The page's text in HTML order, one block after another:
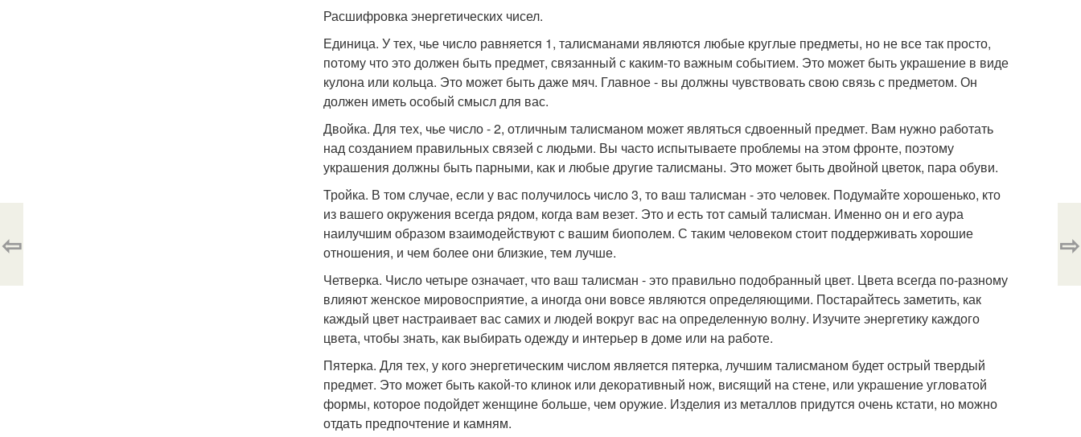
Расшифровка энергетических чисел.
Единица. У тех, чье число равняется 1, талисманами являются любые круглые предметы, но не все так просто,
потому что это должен быть предмет, связанный с каким-то важным событием. Это может быть украшение в виде
кулона или кольца. Это может быть даже мяч. Главное - вы должны чувствовать свою связь с предметом. Он
должен иметь особый смысл для вас.
Двойка. Для тех, чье число - 2, отличным талисманом может являться сдвоенный предмет. Вам нужно работать
над созданием правильных связей с людьми. Вы часто испытываете проблемы на этом фронте, поэтому
украшения должны быть парными, как и любые другие талисманы. Это может быть двойной цветок, пара обуви.
Тройка. В том случае, если у вас получилось число 3, то ваш талисман - это человек. Подумайте хорошенько, кто
из вашего окружения всегда рядом, когда вам везет. Это и есть тот самый талисман. Именно он и его аура
наилучшим образом взаимодействуют с вашим биополем. С таким человеком стоит поддерживать хорошие
отношения, и чем более они близкие, тем лучше.
Четверка. Число четыре означает, что ваш талисман - это правильно подобранный цвет. Цвета всегда по-разному
влияют женское мировосприятие, а иногда они вовсе являются определяющими. Постарайтесь заметить, как
каждый цвет настраивает вас самих и людей вокруг вас на определенную волну. Изучите энергетику каждого
цвета, чтобы знать, как выбирать одежду и интерьер в доме или на работе.
Пятерка. Для тех, у кого энергетическим числом является пятерка, лучшим талисманом будет острый твердый
предмет. Это может быть какой-то клинок или декоративный нож, висящий на стене, или украшение угловатой
формы, которое подойдет женщине больше, чем оружие. Изделия из металлов придутся очень кстати, но можно
отдать предпочтение и камням.
⇦ ⇨